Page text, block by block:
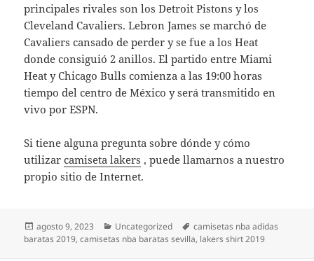
principales rivales son los Detroit Pistons y los
Cleveland Cavaliers. Lebron James se marchó de
Cavaliers cansado de perder y se fue a los Heat
donde consiguió 2 anillos. El partido entre Miami
Heat y Chicago Bulls comienza a las 19:00 horas
tiempo del centro de México y será transmitido en
vivo por ESPN.
Si tiene alguna pregunta sobre dónde y cómo
utilizarcamiseta lakers , puede llamarnos a nuestro
propio sitio de Internet.
Publicado
el
agosto 9, 2023 Categorías
Uncategorized Etiquetas
camisetas nba adidas
baratas 2019,camisetas nba baratas sevilla, lakers shirt 2019